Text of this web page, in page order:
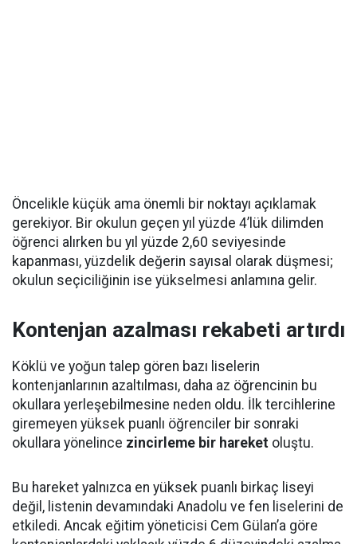
Öncelikle küçük ama önemli bir noktayı açıklamak
gerekiyor. Bir okulun geçen yıl yüzde 4’lük dilimden
öğrenci alırken bu yıl yüzde 2,60 seviyesinde
kapanması, yüzdelik değerin sayısal olarak düşmesi;
okulun seçiciliğinin ise yükselmesi anlamına gelir.
Kontenjan azalması rekabeti artırdı
Köklü ve yoğun talep gören bazı liselerin
kontenjanlarının azaltılması, daha az öğrencinin bu
okullara yerleşebilmesine neden oldu. İlk tercihlerine
giremeyen yüksek puanlı öğrenciler bir sonraki
okullara yönelince zincirleme bir hareket oluştu.
Bu hareket yalnızca en yüksek puanlı birkaç liseyi
değil, listenin devamındaki Anadolu ve fen liselerini de
etkiledi. Ancak eğitim yöneticisi Cem Gülan’a göre